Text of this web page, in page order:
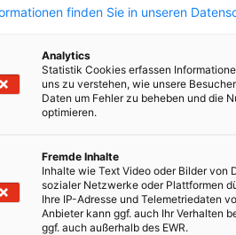
GmbH ist ein weltweit führender
mehr als 700 Produkte für die
finden Sie in unseren
Analytics
Statistik Cookies erfassen
uns zu verstehen, wie unsere
Daten um Fehler zu beheben und die
optimieren.
Fremde Inhalte
Inhalte wie Text Video oder Bilder von
sozialer Netzwerke oder Plattformen
Ihre IP-Adresse und Telemetriedaten
Anbieter kann ggf. auch Ihr Verhalten
ggf. auch außerhalb des EWR.